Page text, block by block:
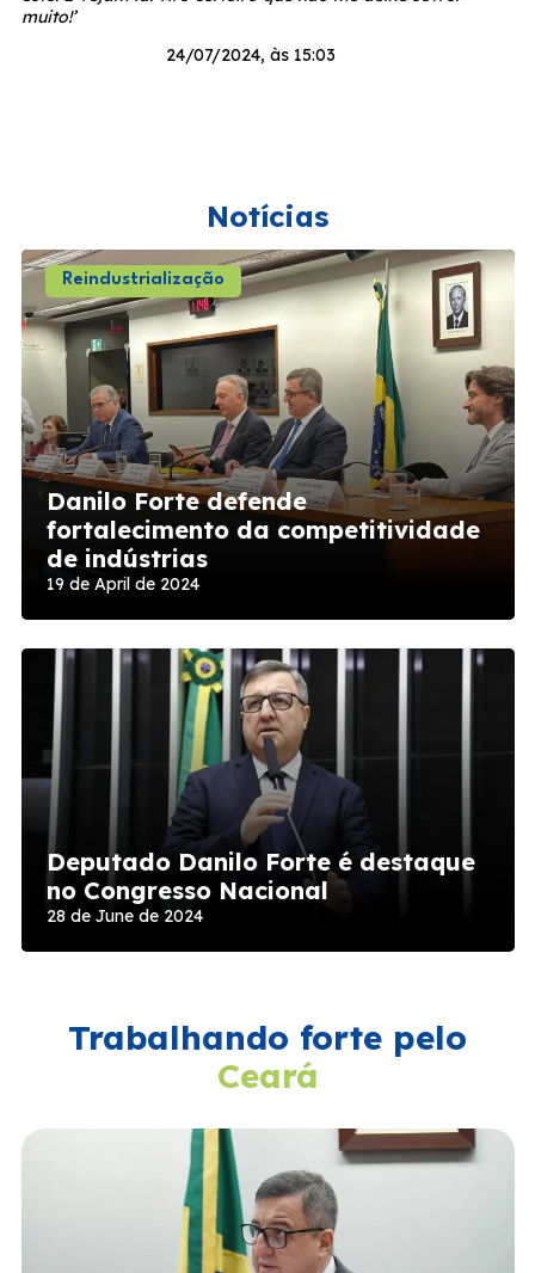
muito!’
24/07/2024, às 15:03
Notícias
Reindustrialização
Danilo Forte defende
fortalecimento da competitividade
de indústrias
19 de April de 2024
Deputado Danilo Forte é destaque
no Congresso Nacional
28 de June de 2024
Trabalhando forte pelo
Ceará